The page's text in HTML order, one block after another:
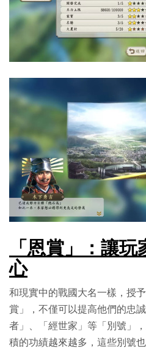
「恩賞」：讓
心
和現實中的戰國大名一樣，授
賞」，不僅可以提高他們的忠
者」、「經世家」等「別號」
積的功績越來越多，這些別號